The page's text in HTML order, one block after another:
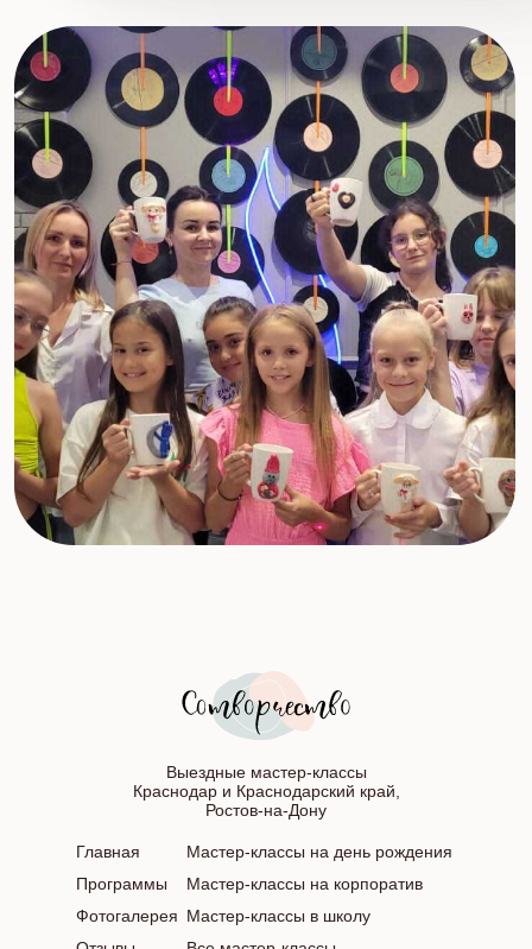
Выездные мастер-классы
Краснодар и Краснодарский край,
Ростов-на-Дону
Главная
Программы
Фотогалерея
Мастер-классы на день рождения
Мастер-классы на корпоратив
Мастер-классы в школу